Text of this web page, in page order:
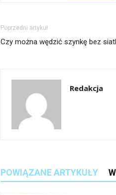
Poprzedni artykuł
Czy można wędzić szynkę bez
Redakcja
POWIĄZANE ARTYKUŁY